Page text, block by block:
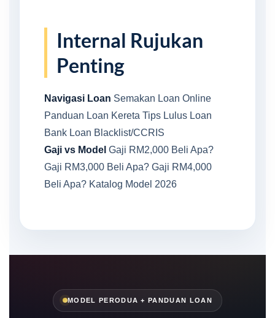
Internal Rujukan
Penting
Navigasi Loan Semakan Loan Online
Panduan Loan Kereta Tips Lulus Loan
Bank Loan Blacklist/CCRIS
Gaji vs Model Gaji RM2,000 Beli Apa?
Gaji RM3,000 Beli Apa? Gaji RM4,000
Beli Apa? Katalog Model 2026
MODEL PERODUA + PANDUAN LOAN